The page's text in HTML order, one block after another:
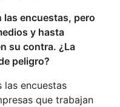
las encuestas, pero
y hasta
su contra. ¿La
peligro?
las encuestas
que trabajan